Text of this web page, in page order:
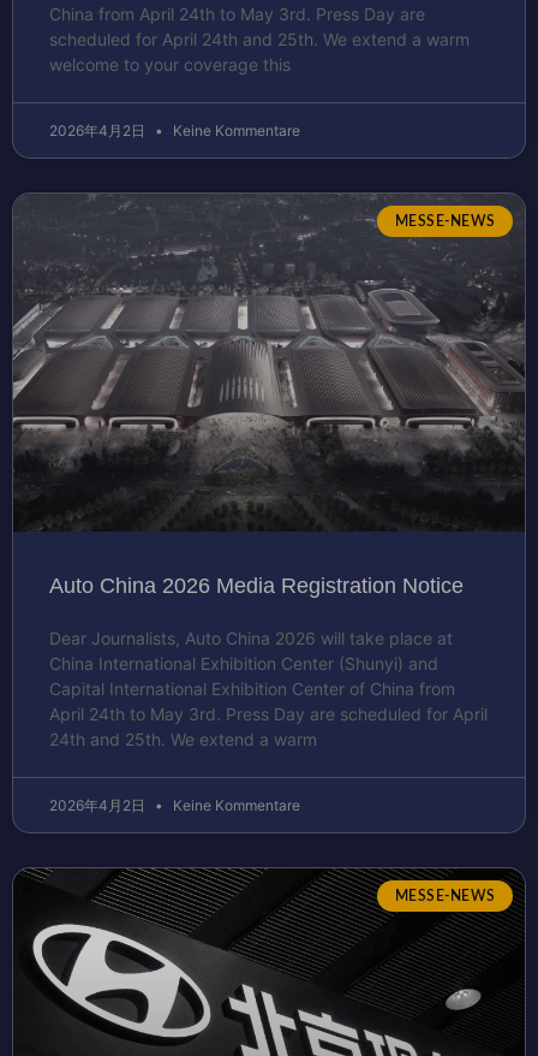
China from April 24th to May 3rd. Press Day are
scheduled for April 24th and 25th. We extend a warm
welcome to your coverage this
2026年4月2日 Keine Kommentare
MESSE-NEWS
Auto China 2026 Media Registration Notice
Dear Journalists, Auto China 2026 will take place at
China International Exhibition Center (Shunyi) and
Capital International Exhibition Center of China from
April 24th to May 3rd. Press Day are scheduled for April
24th and 25th. We extend a warm
2026年4月2日 Keine Kommentare
MESSE-NEWS